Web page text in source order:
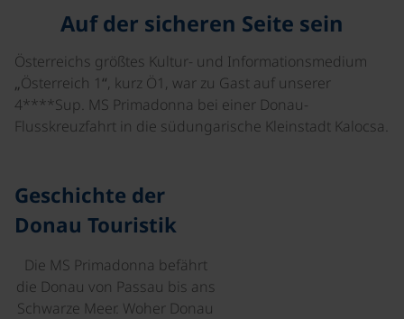
Auf der sicheren Seite sein
Österreichs größtes Kultur- und Informationsmedium
„Österreich 1“, kurz Ö1, war zu Gast auf unserer
4****Sup. MS Primadonna bei einer Donau-
Flusskreuzfahrt in die südungarische Kleinstadt Kalocsa.
Geschichte der
Donau Touristik
Die MS Primadonna befährt
die Donau von Passau bis ans
Schwarze Meer. Woher Donau